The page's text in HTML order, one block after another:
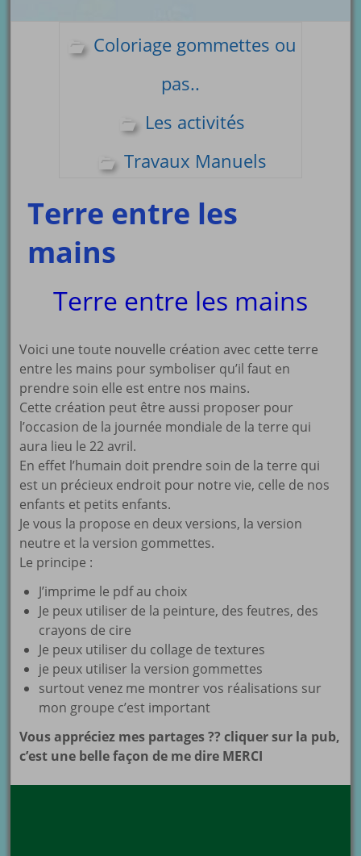
Coloriage gommettes ou
pas..
Les activités
Travaux Manuels
Terre entre les
mains
Terre entre les mains
Voici une toute nouvelle création avec cette terre
entre les mains pour symboliser qu’il faut en
prendre soin elle est entre nos mains.
Cette création peut être aussi proposer pour
l’occasion de la journée mondiale de la terre qui
aura lieu le 22 avril.
En effet l’humain doit prendre soin de la terre qui
est un précieux endroit pour notre vie, celle de nos
enfants et petits enfants.
Je vous la propose en deux versions, la version
neutre et la version gommettes.
Le principe :
J’imprime le pdf au choix
Je peux utiliser de la peinture, des feutres, des
crayons de cire
Je peux utiliser du collage de textures
je peux utiliser la version gommettes
surtout venez me montrer vos réalisations sur
mon groupe c’est important
Vous appréciez mes partages ?? cliquer sur la pub,
c’est une belle façon de me dire MERCI